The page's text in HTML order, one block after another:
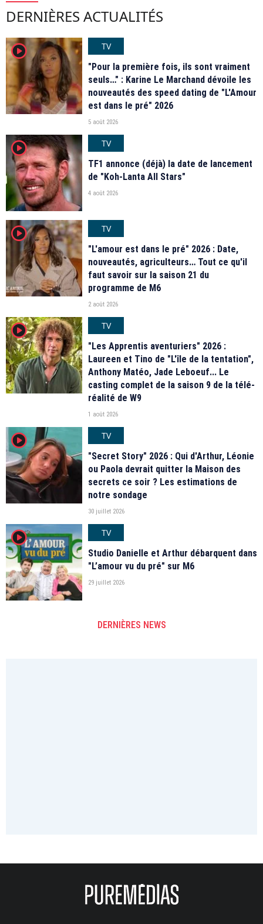
DERNIÈRES ACTUALITÉS
player2
TV
"Pour la première fois, ils sont vraiment
seuls…" : Karine Le Marchand dévoile les
nouveautés des speed dating de "L'Amour
est dans le pré" 2026
5 août 2026
player2
TV
TF1 annonce (déjà) la date de lancement
de "Koh-Lanta All Stars"
4 août 2026
player2
TV
"L'amour est dans le pré" 2026 : Date,
nouveautés, agriculteurs… Tout ce qu'il
faut savoir sur la saison 21 du
programme de M6
2 août 2026
player2
TV
"Les Apprentis aventuriers" 2026 :
Laureen et Tino de "L'île de la tentation",
Anthony Matéo, Jade Leboeuf... Le
casting complet de la saison 9 de la télé-
réalité de W9
1 août 2026
player2
TV
"Secret Story" 2026 : Qui d'Arthur, Léonie
ou Paola devrait quitter la Maison des
secrets ce soir ? Les estimations de
notre sondage
30 juillet 2026
player2
TV
Studio Danielle et Arthur débarquent dans
"L’amour vu du pré" sur M6
29 juillet 2026
DERNIÈRES NEWS